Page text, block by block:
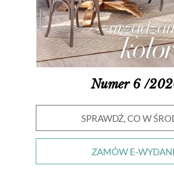
Numer 6 /
SPRAWDŹ, CO W
ZAMÓW E-